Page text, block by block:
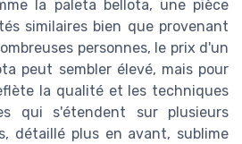
la paleta bellota, une pièce
similaires bien que provenant
personnes, le prix d'un
peut sembler élevé, mais pour
la qualité et les techniques
qui s'étendent sur plusieurs
détaillé plus en avant, sublime